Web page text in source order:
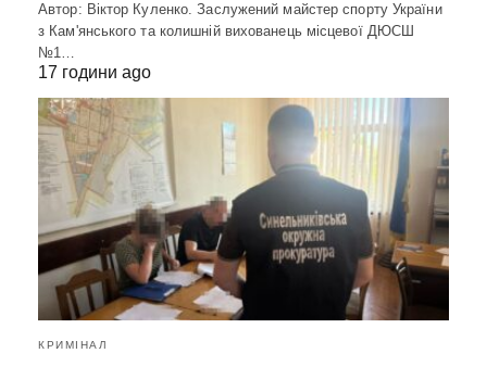
Автор: Віктор Куленко. Заслужений майстер спорту України
з Кам'янського та колишній вихованець місцевої ДЮСШ
№1…
17 години ago
КРИМІНАЛ